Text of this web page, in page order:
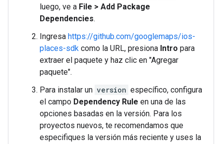
luego, ve a File > Add Package
Dependencies.
Ingresa https://github.com/googlemaps/ios-
places-sdk como la URL, presiona Intro para
extraer el paquete y haz clic en "Agregar
paquete".
Para instalar un version específico, configura
el campo Dependency Rule en una de las
opciones basadas en la versión. Para los
proyectos nuevos, te recomendamos que
especifiques la versión más reciente y uses la